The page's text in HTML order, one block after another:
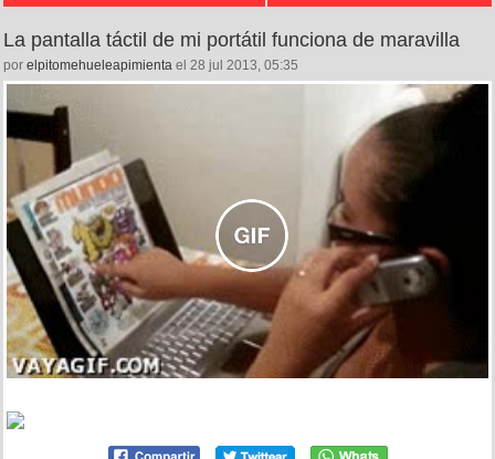
La pantalla táctil de mi portátil funciona de maravilla
por elpitomehueleapimienta el 28 jul 2013, 05:35